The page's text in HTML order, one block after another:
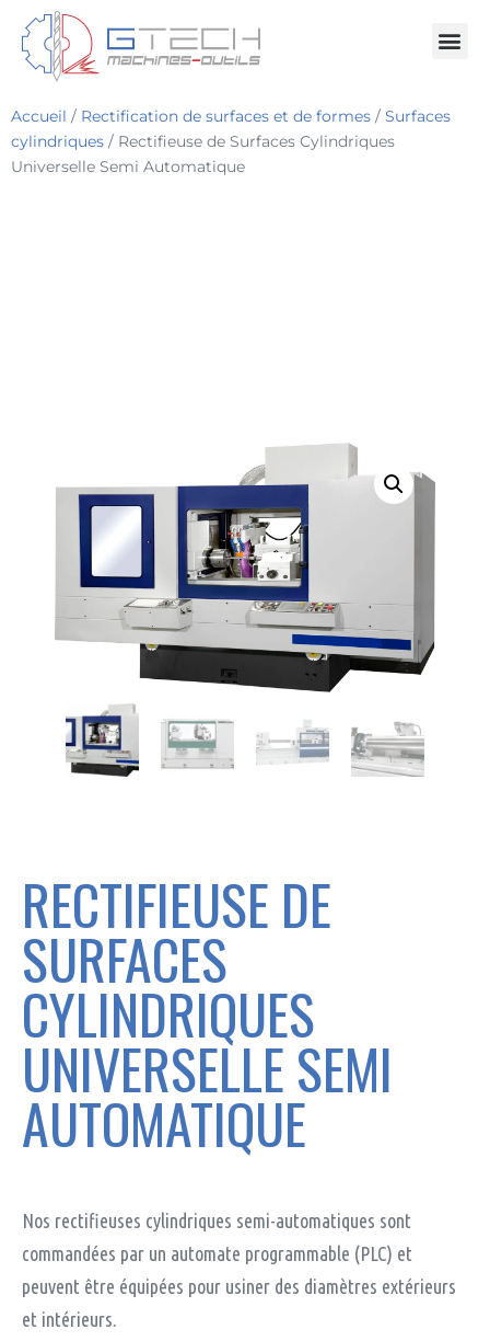
Accueil / Rectification de surfaces et de formes / Surfaces
cylindriques / Rectifieuse de Surfaces Cylindriques
Universelle Semi Automatique
RECTIFIEUSE DE
SURFACES
CYLINDRIQUES
UNIVERSELLE SEMI
AUTOMATIQUE
Nos rectifieuses cylindriques semi-automatiques sont
commandées par un automate programmable (PLC) et
peuvent être équipées pour usiner des diamètres extérieurs
et intérieurs.
Nécessaires
Ces cookies
ne sont pas
facultatifs, ils
sont
nécessaires
Statistiques
fonctionnalités
et la structure
du site, en se
basant sur la
façon dont il
garantir une
expérience
optimale
durant votre